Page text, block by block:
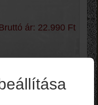
ár: 22.990 Ft